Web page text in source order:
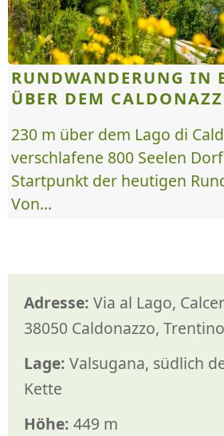
Adresse: Via al Lago,
38050 Caldonazzo,
Lage: Valsugana, südlich
Kette
Höhe: 449 m
RUNDWANDERUNG IN
ÜBER DEM
230 m über dem Lago di
verschlafene 800 Seelen
Startpunkt der heutigen
Von...